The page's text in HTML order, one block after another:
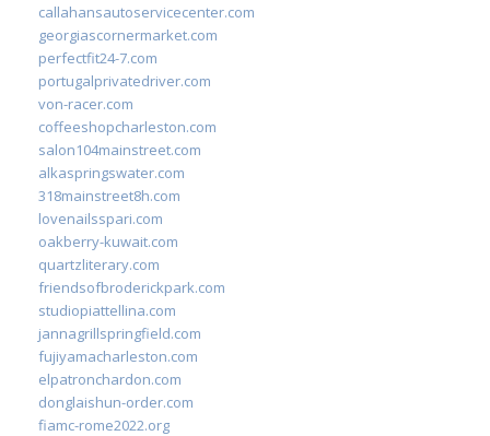
callahansautoservicecenter.com
georgiascornermarket.com
perfectfit24-7.com
portugalprivatedriver.com
von-racer.com
coffeeshopcharleston.com
salon104mainstreet.com
alkaspringswater.com
318mainstreet8h.com
lovenailsspari.com
oakberry-kuwait.com
quartzliterary.com
friendsofbroderickpark.com
studiopiattellina.com
jannagrillspringfield.com
fujiyamacharleston.com
elpatronchardon.com
donglaishun-order.com
fiamc-rome2022.org